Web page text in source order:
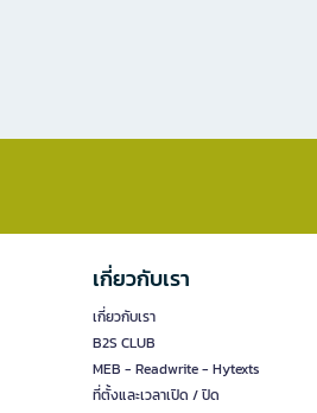
เกี่ยวกับเรา
เกี่ยวกับเรา
B2S CLUB
MEB - Readwrite - Hytexts
ที่ตั้งและเวลาเปิด / ปิด